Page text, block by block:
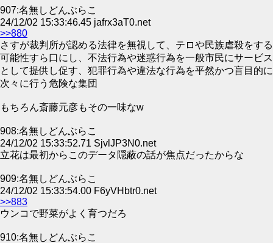
907:名無しどんぶらこ
24/12/02 15:33:46.45 jafrx3aT0.net
>>880
さすが裁判所が認める法律を無視して、テロや民族虐殺をする
可能性すら口にし、不法行為や迷惑行為を一般市民にサービス
として提供し促す、犯罪行為や違法な行為を平然かつ盲目的に
次々に行う危険な集団
もちろん斎藤元彦もその一味なw
908:名無しどんぶらこ
24/12/02 15:33:52.71 SjvlJP3N0.net
立花は最初からこのデータ隠蔽の話が焦点だったからな
909:名無しどんぶらこ
24/12/02 15:33:54.00 F6yVHbtr0.net
>>883
ウンコで野菜がよく育つだろ
910:名無しどんぶらこ